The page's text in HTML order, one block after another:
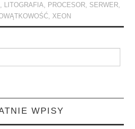
, LITOGRAFIA, PROCESOR, SERWER,
,XEON
WPISY